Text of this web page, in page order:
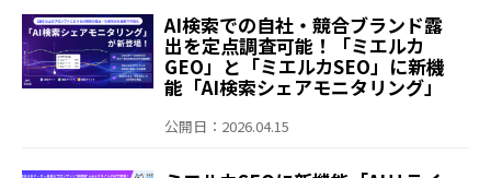
AI検索での自社・競合ブランド露
出を定点調査可能！「ミエルカ
GEO」と「ミエルカSEO」に新機
能「AI検索シェアモニタリング」
シェアを日次で自動計測し、
に支援～
公開日：2026.04.15